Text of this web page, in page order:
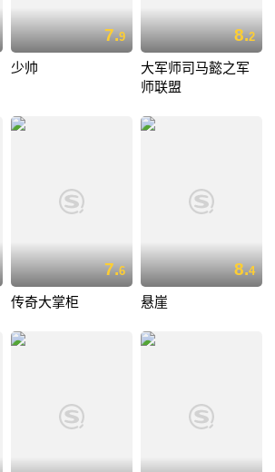
7.9
少帅
8.2
大军师司马懿之军
师联盟
7.6
传奇大掌柜
8.4
悬崖